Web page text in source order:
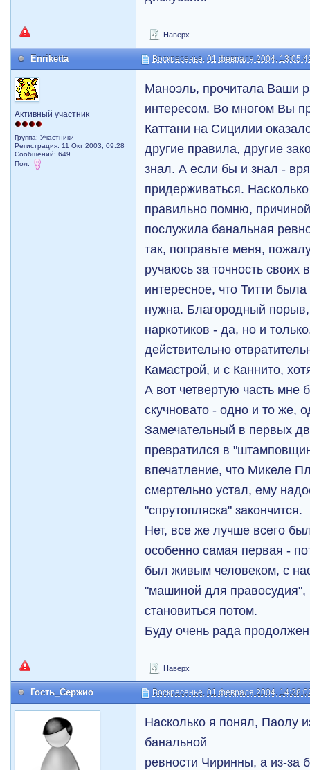
Наверх
Enriketta Воскресенье, 01 февраля 2004,
Активный участник
Группа: Участники
Регистрация: 11 Окт 2003, 09:28
Сообщений: 649
Пол:
Маноэль, прочитала Ваши
интересом. Во многом Вы
Каттани на Сицилии
другие правила, другие
знал. А если бы и знал -
придерживаться.
правильно помню,
послужила банальная
так, поправьте меня,
ручаюсь за точность
интересное, что Титти
нужна. Благородный
наркотиков - да, но и
действительно
Камастрой, и с Каннито,
А вот четвертую часть мне
скучновато - одно и то же,
Замечательный в первых
превратился в
впечатление, что Микеле
смертельно устал, ему
"спрутопляска" закончится.
Нет, все же лучше всего
особенно самая первая -
был живым человеком, с
"машиной для правосудия",
становиться потом.
Буду очень рада
Наверх
Гость_Сержио Воскресенье, 01 февраля 2004,
Насколько я понял, Паолу
банальной
ревности Чиринны, а из-за